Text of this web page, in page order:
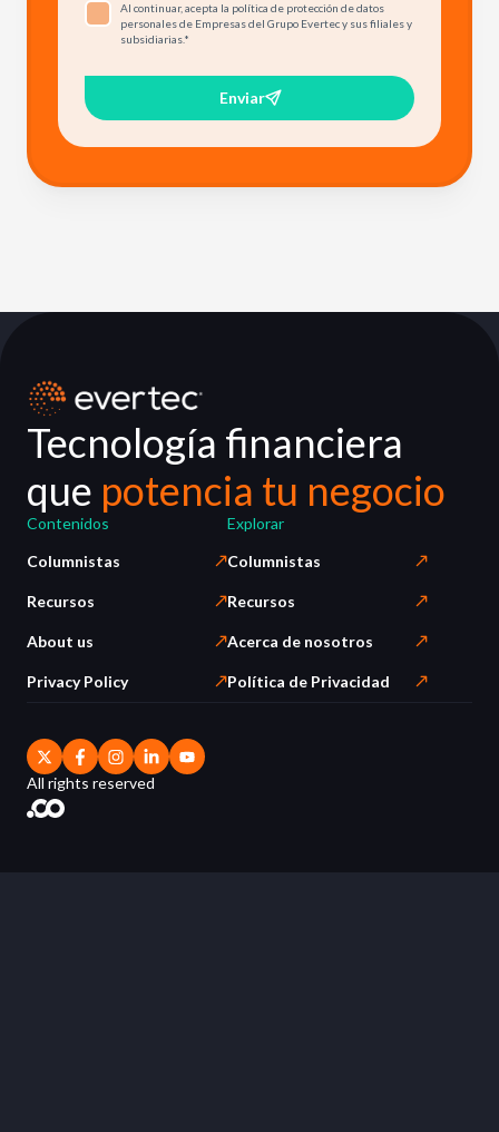
Al continuar, acepta la política de protección de datos
personales de Empresas del Grupo Evertec y sus filiales y
subsidiarias.*
Enviar
Tecnología financiera
que potencia tu negocio
Contenidos
Columnistas
Recursos
About us
Privacy Policy
Explorar
Columnistas
Recursos
Acerca de nosotros
Política de Privacidad
All rights reserved